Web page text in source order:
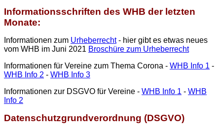
Informationsschriften des WHB der letzten
Monate:
Informationen zum Urheberrecht- hier gibt es etwas neues
vom WHB im Juni 2021 Broschüre zum Urheberrecht
Informationen für Vereine zum Thema Corona - WHB Info 1 -
WHB Info 2 - WHB Info 3
Informationen zur DSGVO für Vereine - WHB Info 1 - WHB
Info 2
Datenschutzgrundverordnung (DSGVO)